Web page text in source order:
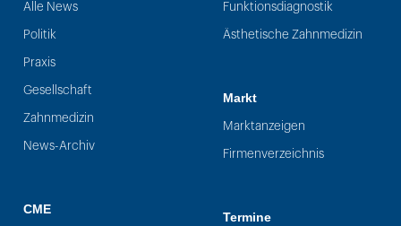
Alle News
Politik
Praxis
Gesellschaft
Zahnmedizin
News-Archiv
CME
Funktionsdiagnostik
Ästhetische Zahnmedizin
Markt
Marktanzeigen
Firmenverzeichnis
Termine